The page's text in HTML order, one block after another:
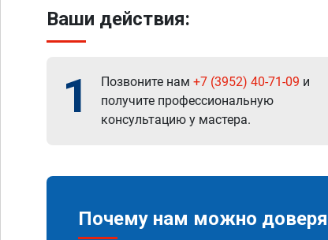
Ваши действия:
1 Позвоните нам +7 (3952) 40-71-09 и
получите профессиональную
консультацию у мастера.
Почему нам можно